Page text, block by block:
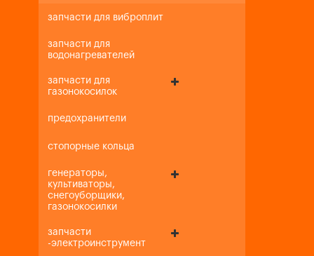
запчасти для виброплит
запчасти для
водонагревателей
запчасти для
газонокосилок
предохранители
стопорные кольца
генераторы,
культиваторы,
снегоуборщики,
газонокосилки
запчасти
-электроинструмент